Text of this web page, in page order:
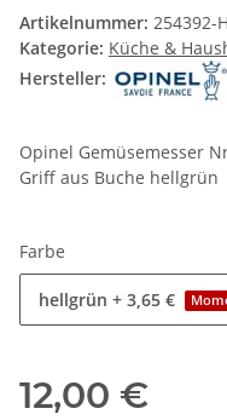
Artikelnummer: 254392-H
Kategorie: Küche &
Hersteller:
Opinel Gemüsemesser
Griff aus Buche hellgrün
Farbe
hellgrün + 3,65 €
12,00 €